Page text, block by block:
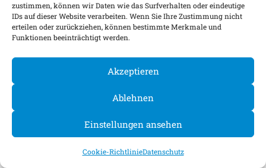
zustimmen, können wir Daten wie das Surfverhalten oder eindeutige
IDs auf dieser Website verarbeiten. Wenn Sie Ihre Zustimmung nicht
erteilen oder zurückziehen, können bestimmte Merkmale und
Funktionen beeinträchtigt werden.
Akzeptieren
Ablehnen
Einstellungen ansehen
Cookie-RichtlinieDatenschutz